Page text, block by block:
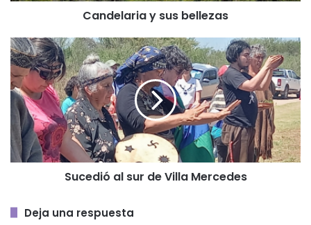
Candelaria y sus bellezas
Sucedió
al
sur
de
Villa
Mercedes
Sucedió al sur de Villa Mercedes
Deja una respuesta